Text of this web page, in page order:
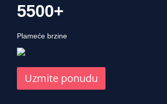
5500+
Plameće brzine
Uzmite ponudu